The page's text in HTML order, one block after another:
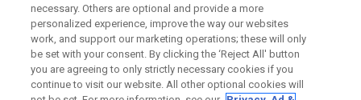
RECHTLICHES-
necessary. Others are optional and provide a more
personalized experience, improve the way our websites
work, and support our marketing operations; these will only
be set with your consent. By clicking the ‘Reject All' button
you are agreeing to only strictly necessary cookies if you
continue to visit our website. All other optional cookies will